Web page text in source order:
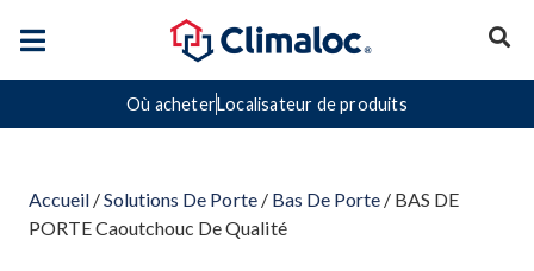
Où acheterLocalisateur de produits
Accueil /Solutions De Porte/ Bas De Porte/ BAS DE
PORTE Caoutchouc De Qualité